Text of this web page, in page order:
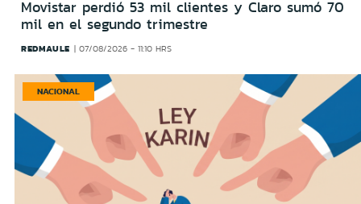
Movistar perdió 53 mil clientes y Claro sumó 70
mil en el segundo trimestre
REDMAULE 07/08/2026 - 11:10 HRS
NACIONAL